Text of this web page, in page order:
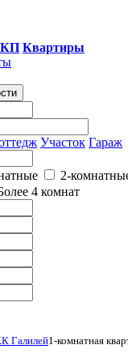
КП Квартиры
Участок Гараж
2-
4 комнат